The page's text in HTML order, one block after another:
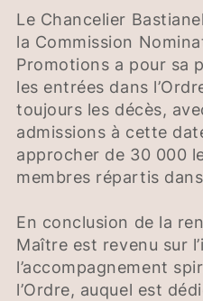
Le Chancelier
la Commission
Promotions a pour sa
les entrées dans
toujours les décès,
admissions à cette
approcher de 30 000
membres répartis
En conclusion de la
Maître est revenu sur
l’accompagnement
l’Ordre, auquel est